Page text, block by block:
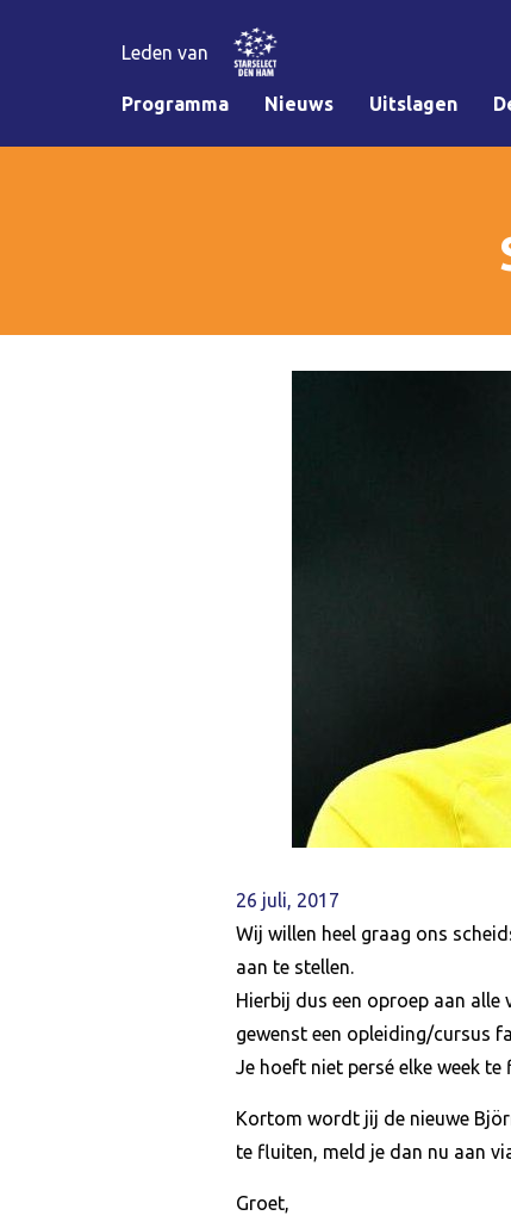
Leden van
Programma Nieuws Uitslagen
26 juli, 2017
Wij willen heel graag ons
aan te stellen.
Hierbij dus een oproep aan alle
gewenst een opleiding/cursus
Je hoeft niet persé elke week
Kortom wordt jij de nieuwe
te fluiten, meld je dan nu aan
Groet,